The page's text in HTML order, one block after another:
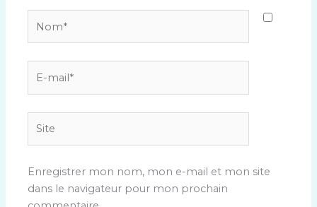
mail*
Enregistrer mon nom, mon e-mail et mon site
dans le navigateur pour mon prochain